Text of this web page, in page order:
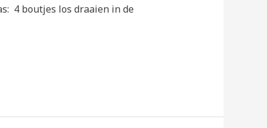
4 boutjes los draaien in de